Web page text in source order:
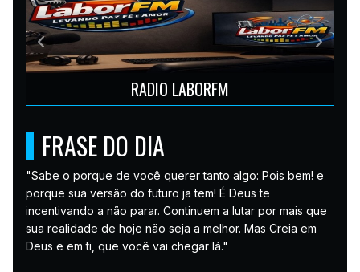
RADIO LABORFM
Anterior
FRASE DO DIA
"Sabe o porque de você querer tanto algo: Pois bem! e
porque sua versão do futuro ja tem! É Deus te
incentivando a não parar. Continuem a lutar por mais que
sua realidade de hoje não seja a melhor. Mas Creia em
Deus e em ti, que você vai chegar lá."